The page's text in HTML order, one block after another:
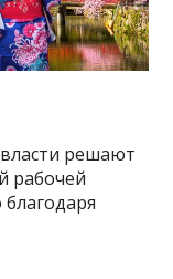
решают
рабочей